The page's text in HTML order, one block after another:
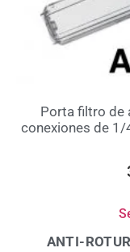
Porta filtro de
conexiones de 1/
ANTI-